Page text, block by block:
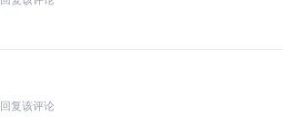
回复该评论